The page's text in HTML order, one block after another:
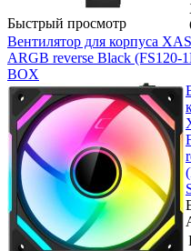
Быстрый просмотр
Вентилятор для корпуса
ARGB reverse Black
BOX